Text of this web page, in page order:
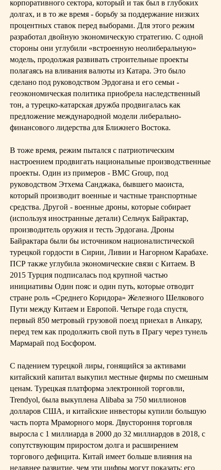
корпоративного сектора, который и так был в глубоких
долгах, и в то же время - борьбу за поддержание низких
процентных ставок перед выборами. Для этого режим
разработал двойную экономическую стратегию. С одной
стороны они углубили «встроенную неолиберальную»
модель, продолжая развивать строительные проекты
полагаясь на вливания валюты из Катара. Это было
сделано под руководством Эрдогана и его семьи -
геоэкономическая политика приобрела наследственный
тон, а турецко-катарская дружба продвигалась как
предложение международной модели либерально-
финансового лидерства для Ближнего Востока.
В тоже время, режим пытался с патриотическим
настроением продвигать национальные производственные
проекты. Один из примеров - BMC Group, под
руководством Этхема Санджака, бывшего маоиста,
который производит военные и частные транспортные
средства. Другой - военные дроны, которые собирает
(используя иностранные детали) Сельчук Байрактар,
производитель оружия и тесть Эрдогана. Дроны
Байрактара были бы источником националистической
турецкой гордости в Сирии, Ливии и Нагорном Карабахе.
ПСР также углубила экономические связи с Китаем. В
2015 Турция подписалась под крупной частью
инициативы Один пояс и один путь, которые отводит
стране роль «Среднего Коридора» Железного Шелкового
Пути между Китаем и Европой. Четыре года спустя,
первый 850 метровый грузовой поезд приехал в Анкару,
перед тем как продолжить свой путь в Прагу через тунель
Мармарай под Босфором.
С падением турецкой лиры, гонящийся за активами
китайский капитал выкупил местные фирмы по смешным
ценам. Турецкая платформа электронной торговли,
Trendyol, была выкуплена Alibaba за 750 миллионов
долларов США, и китайские инвесторы купили большую
часть порта Мраморного моря. Двустороння торговля
выросла с 1 миллиарда в 2000 до 32 миллиардов в 2018, с
сопутствующим приростом долга и расширением
торгового дефицита. Китай имеет больше влияния на
недавнее развитие, чем эти цифры могут показать; его